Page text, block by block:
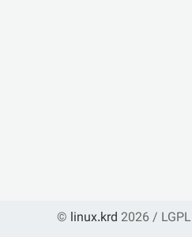
© linux.krd 2026 / LGPL